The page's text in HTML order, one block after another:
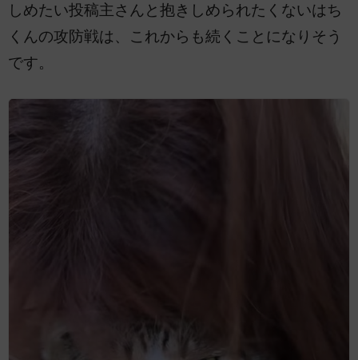
しめたい投稿主さんと抱きしめられたくないはち
くんの攻防戦は、これからも続くことになりそう
です。